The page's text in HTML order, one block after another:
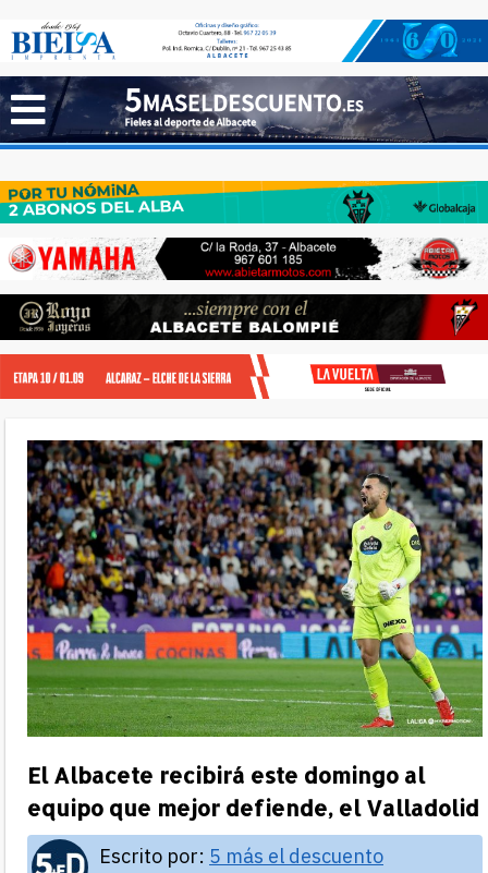
El Albacete recibirá este domingo al
equipo que mejor defiende, el Valladolid
Escrito por: 5 más el descuento